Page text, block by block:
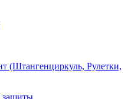
(Штангенциркуль, Рулетки,
защиты